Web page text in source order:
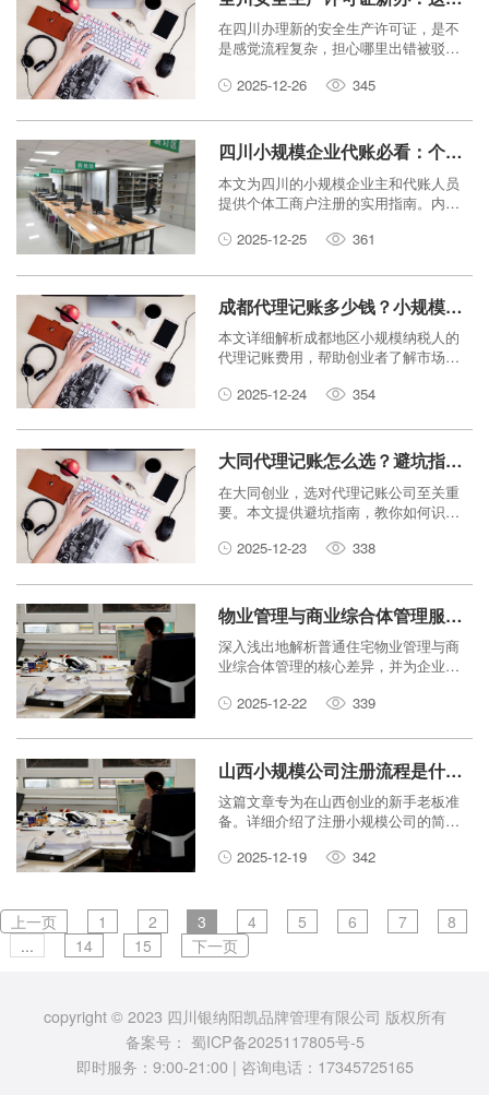
在四川办理新的安全生产许可证，是不
是感觉流程复杂，担心哪里出错被驳
手把手教你避开坑点，助你顺利拿证。
2025-12-26 345
四川小规模企业代账必看：个体工商户注册避坑指南
本文为四川的小规模企业主和代账人员
提供个体工商户注册的实用指南。内容
帮助大家避开陷阱，顺利完成注册，让
2025-12-25 361
成都代理记账多少钱？小规模企业代账费用全解析！
本文详细解析成都地区小规模纳税人的
代理记账费用，帮助创业者了解市场行
2025-12-24
354
大同代理记账怎么选？避坑指南教你找到靠谱的财务管家。
在大同创业，选对代理记账公司至关重
要。本文提供避坑指南，教你如何识别
钱。2025-12-23 338
物业管理与商业综合体管理服务有何区别？企业该如何选择？
深入浅出地解析普通住宅物业管理与商
业综合体管理的核心差异，并为企业的
2025-12-22
339
山西小规模公司注册流程是什么？新手老板如何省钱省时搞定？
这篇文章专为在山西创业的新手老板准
备。详细介绍了注册小规模公司的简单
巧，让你轻松搞定创业第一步。
2025-12-19 342
上一页 1 2 3 4 5 6 7
8
...
14 15 下一页
copyright © 2023 四川银纳阳凯品牌管理有限公司 版权所有
备案号： 蜀ICP备2025117805号-5
即时服务：9:00-21:00 | 咨询电话：17345725165